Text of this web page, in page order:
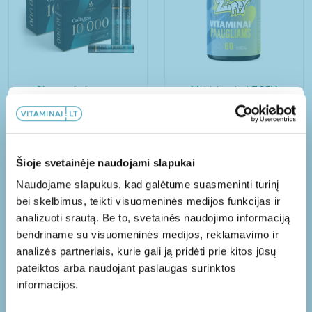
Šioje svetainėje naudojami slapukai
Naudojame slapukus, kad galėtume suasmeninti turinį
bei skelbimus, teikti visuomeninės medijos funkcijas ir
analizuoti srautą. Be to, svetainės naudojimo informaciją
bendriname su visuomeninės medijos, reklamavimo ir
analizės partneriais, kurie gali ją pridėti prie kitos jūsų
pateiktos arba naudojant paslaugas surinktos
informacijos.
Skystas kolagenas
N14+N14
Į KREPŠELĮ
Multivitaminai ZIPPY
paaugliams N60
Į KREPŠELĮ
-20% -20%
Papildoma 10% nuolaida!
Užsisakykite mūsų naujienlaiškį ir gaukite
papildomą nuolaidą PIRMAM užsakymui!
Taip, norėčiau gauti naujienų apie jūsų
produktus, paslaugas ir pasiūlymus, kurie
gali būti aktualūs.
Jūsų asmens duomenų saugumo užtikrinimas mums yra